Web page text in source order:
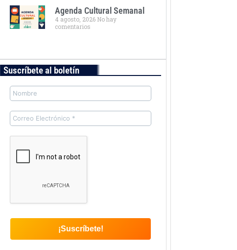
Agenda Cultural Semanal
4 agosto, 2026 No hay
comentarios
Suscríbete al boletín